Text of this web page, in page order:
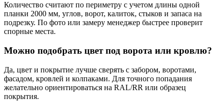
Количество считают по периметру с учетом длины одной
планки 2000 мм, углов, ворот, калиток, стыков и запаса на
подрезку. По фото или замеру менеджер быстрее проверит
спорные места.
Можно подобрать цвет под ворота или кровлю?
Да, цвет и покрытие лучше сверять с забором, воротами,
фасадом, кровлей и колпаками. Для точного попадания
желательно ориентироваться на RAL/RR или образец
покрытия.